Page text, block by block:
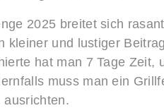
2025 breitet sich
kleiner und lustiger
hat man 7 Tage Zeit,
muss man ein
ausrichten.